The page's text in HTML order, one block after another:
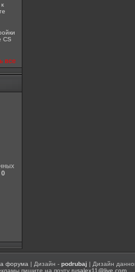
CS
все
0
форума | Дизайн -podrubaj | Дизайн
пишите на почтуrusalex11@live.com